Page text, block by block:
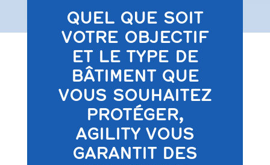
QUEL QUE SOIT
VOTRE OBJECTIF
ET LE TYPE DE
BÂTIMENT QUE
VOUS SOUHAITEZ
PROTÉGER,
AGILITY VOUS
GARANTIT DES